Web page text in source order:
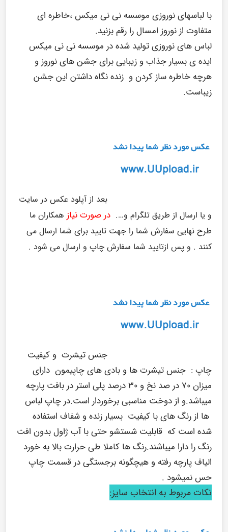
با لباسهای نوروزی موسسه نی نی میکس ،خاطره ای
متفاوت از نوروز امسال را رقم بزنید.
لباس های نوروزی تولید شده در موسسه نی نی میکس
ایده ی بسیار جذاب و زیبایی برای جشن های نوروز و
هرچه خاطره ساز کردن و زنده نگاه داشتن این جشن
زیباست.
بعد از آپلود عکس در سایت
و یا ارسال از طریق تلگرام و…. در صورت نیاز همکاران ما
طرح نهایی سفارش شما را جهت تایید برای شما ارسال می
کنند . و پس ازتایید شما سفارش چاپ و ارسال می شود .
جنس تیشرت و کیفیت
چاپ : جنس تیشرت ها و بادی های چاپیمون دارای
میزان ۷۰ در صد نخ و ۳۰ درصد پلی استر در بافت پارچه
میباشد.و از دوخت مناسبی برخوردار است.در چاپ لباس
ها از رنگ های با کیفیت بسیار زنده و شفاف استفاده
شده است که قابلیت شستشو حتی با آب ژاول بدون افت
رنگ را دارا میباشند.رنگ ها کاملا طی حرارت بالا به خورد
الیاف پارچه رفته و هیچگونه برجستگی در قسمت چاپ
حس نمیشود .
نکات مربوط به انتخاب سایز: